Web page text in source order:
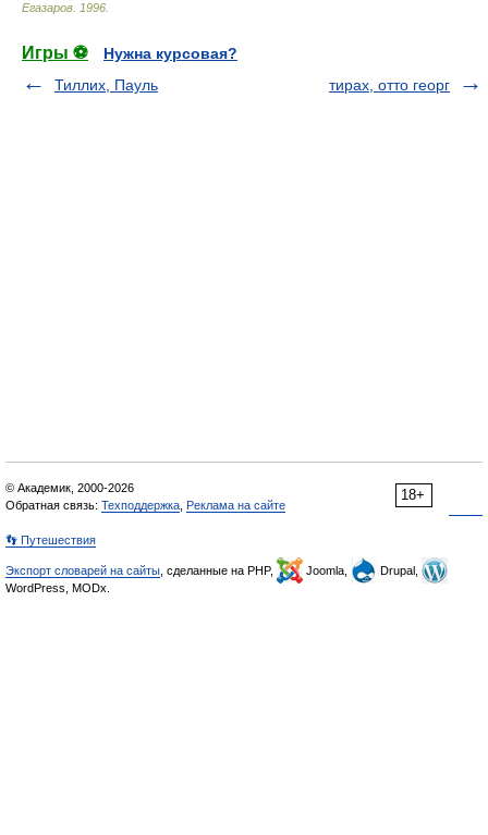
Егазаров 1996
Игры ⚽
Нужна курсовая?
Тиллих, Пауль
тирах, отто георг
18+
© Академик, 2000-2026
Обратная связь: Техподдержка Реклама на сайте
👣 Путешествия
Экспорт словарей на сайты , сделанные на PHP, Joomla,
Drupal,
WordPress, MODx.